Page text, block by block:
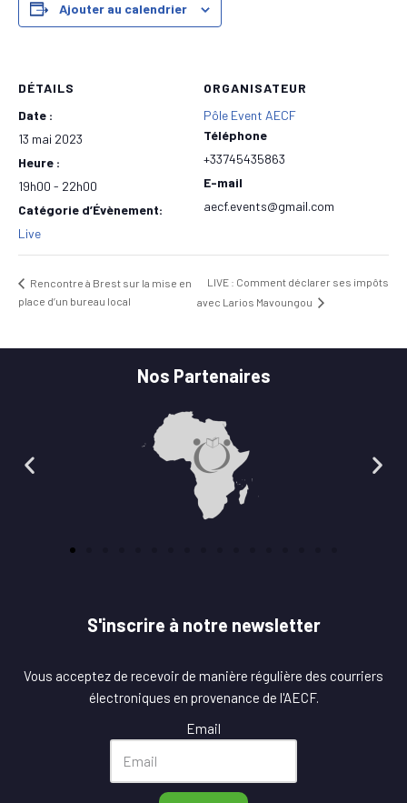
Ajouter au calendrier
DÉTAILS
Date :
13 mai 2023
Heure :
19h00 - 22h00
Catégorie d’Évènement:
Live
ORGANISATEUR
Pôle Event AECF
Téléphone
+33745435863
E-mail
aecf.events@gmail.com
Rencontre à Brest sur la mise en
place d’un bureau local
LIVE : Comment déclarer ses impôts
avec Larios Mavoungou
Nos Partenaires
S'inscrire à notre newsletter
Vous acceptez de recevoir de manière régulière des courriers
électroniques en provenance de l'AECF.
Email